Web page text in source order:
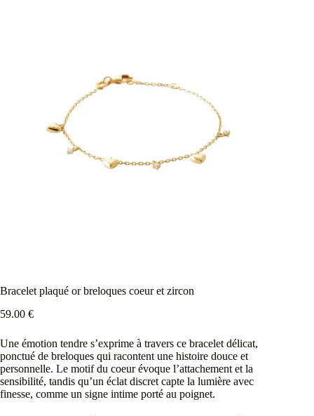
Bracelet plaqué or breloques coeur et zircon
59.00 €
Une émotion tendre s’exprime à travers ce bracelet délicat,
ponctué de breloques qui racontent une histoire douce et
personnelle. Le motif du coeur évoque l’attachement et la
sensibilité, tandis qu’un éclat discret capte la lumière avec
finesse, comme un signe intime porté au poignet.